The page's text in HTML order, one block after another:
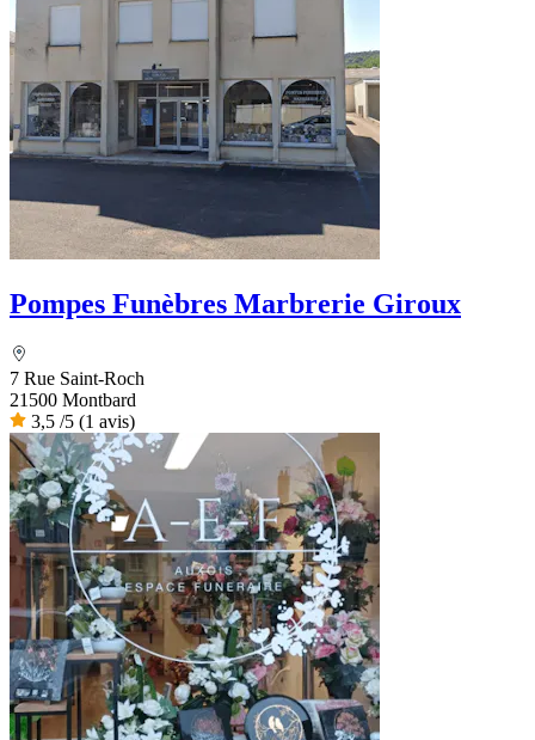
Pompes Funèbres Marbrerie Giroux
7 Rue Saint-Roch
21500 Montbard
3,5 /5 (1 avis)